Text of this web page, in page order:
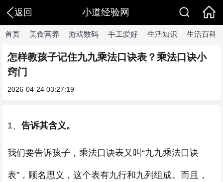
返回 小道经验网
首页 美食营养 游戏数码 手工爱好 生活知识 生活百科
怎样教孩子记住九九乘法口诀表？乘法口诀小
窍门
2026-04-24 03:27:19
1、 告诉其含义。
我们要告诉孩子，乘法口诀表又叫“九九乘法口诀
表”，顾名思义，这个表有九行和九列组成。而且，